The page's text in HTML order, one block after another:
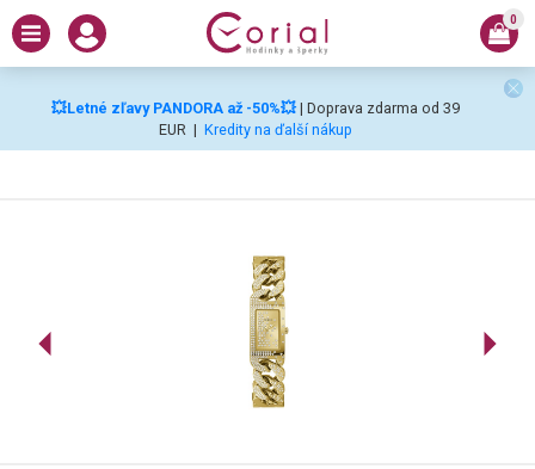
💥Letné zľavy PANDORA až -50%💥 | Doprava zdarma od 39
EUR | Kredity na ďalší nákup
0